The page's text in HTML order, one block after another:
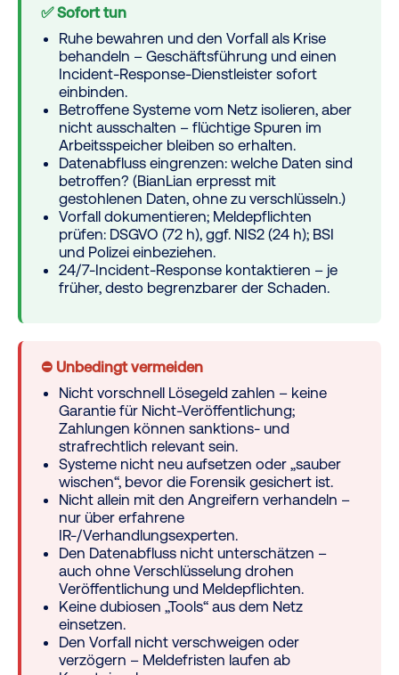
✅ Sofort tun
Ruhe bewahren und den Vorfall als Krise
behandeln – Geschäftsführung und einen
Incident-Response-Dienstleister sofort
einbinden.
Betroffene Systeme vom Netz isolieren, aber
nicht ausschalten – flüchtige Spuren im
Arbeitsspeicher bleiben so erhalten.
Datenabfluss eingrenzen: welche Daten sind
betroffen? (BianLian erpresst mit
gestohlenen Daten, ohne zu verschlüsseln.)
Vorfall dokumentieren; Meldepflichten
prüfen: DSGVO (72 h), ggf. NIS2 (24 h); BSI
und Polizei einbeziehen.
24/7-Incident-Response kontaktieren – je
früher, desto begrenzbarer der Schaden.
⛔ Unbedingt vermeiden
Nicht vorschnell Lösegeld zahlen – keine
Garantie für Nicht-Veröffentlichung;
Zahlungen können sanktions- und
strafrechtlich relevant sein.
Systeme nicht neu aufsetzen oder „sauber
wischen“, bevor die Forensik gesichert ist.
Nicht allein mit den Angreifern verhandeln –
nur über erfahrene
IR-/Verhandlungsexperten.
Den Datenabfluss nicht unterschätzen –
auch ohne Verschlüsselung drohen
Veröffentlichung und Meldepflichten.
Keine dubiosen „Tools“ aus dem Netz
einsetzen.
Den Vorfall nicht verschweigen oder
verzögern – Meldefristen laufen ab